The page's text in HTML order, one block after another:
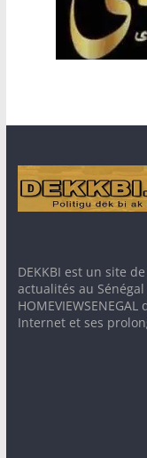
DEKKBI est un site
actualités au
Internet et ses